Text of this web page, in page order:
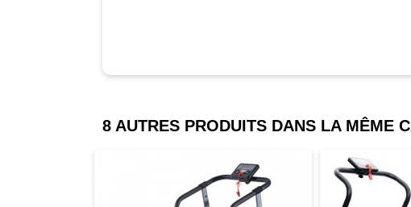
8 AUTRES PRODUITS DANS LA MÊME